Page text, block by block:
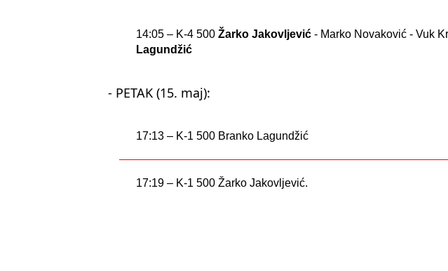
14:05 – K-4 500 Žarko Jakovljević- Marko Novaković - Vuk
Lagundžić
- PETAK (15. maj):
17:13 – K-1 500 Branko Lagundžić
17:19 – K-1 500 Žarko Jakovljević.